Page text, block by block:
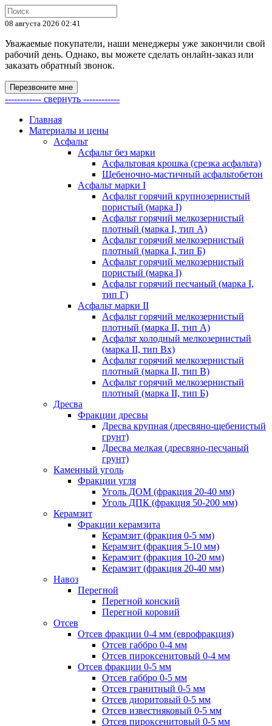
08 августа 2026 02:41
Уважаемые покупатели, наши менеджеры уже закончили свой
рабочий день. Однако, вы можете сделать онлайн-заказ или
заказать обратный звонок.
Перезвоните мне
------------ свернуть ------------
Главная
Материалы и цены
Асфальт
Асфальт без марки
Асфальтовая крошка (срезка асфальта)
Щебеночно-мастичный асфальтобетон
Асфальт марки I
Асфальт горячий крупнозернистый
пористый (марка I)
Асфальт горячий мелкозернистый
плотный (марка I, тип А)
Асфальт горячий мелкозернистый
плотный (марка I, тип Б)
Асфальт горячий мелкозернистый
пористый (марка I)
Асфальт горячий песчаный (марка I,
тип Г)
Асфальт марки II
Асфальт горячий мелкозернистый
плотный (марка II, тип А)
Асфальт холодный мелкозернистый
(марка II, тип Вх)
Асфальт горячий мелкозернистый
плотный (марка II, тип В)
Асфальт горячий мелкозернистый
плотный (марка II, тип Б)
Дресва
Фракции дресвы
Дресва крупная (дресвяно-щебенистый
грунт)
Дресва мелкая (дресвяно-песчаный
грунт)
Каменный уголь
Фракции угля
Уголь ДОМ (фракция 20-40 мм)
Уголь ДПК (фракция 50-200 мм)
Керамзит
Фракции керамзита
Керамзит (фракция 0-5 мм)
Керамзит (фракция 5-10 мм)
Керамзит (фракция 10-20 мм)
Керамзит (фракция 20-40 мм)
Навоз
Перегной
Перегной конский
Перегной коровий
Отсев
Отсев фракции 0-4 мм (еврофракция)
Отсев габбро 0-4 мм
Отсев пироксенитовый 0-4 мм
Отсев фракции 0-5 мм
Отсев габбро 0-5 мм
Отсев гранитный 0-5 мм
Отсев диоритовый 0-5 мм
Отсев известняковый 0-5 мм
Отсев пироксенитовый 0-5 мм